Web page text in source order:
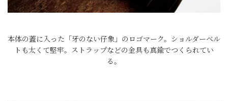
本体の蓋に入った「牙のない仔象」のロゴマーク。ショルダーベル
トも太くて堅牢。ストラップなどの金具も真鍮でつくられてい
る。